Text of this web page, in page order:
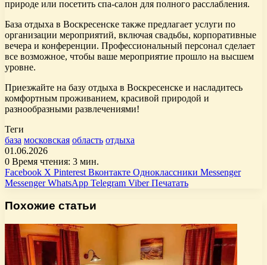
природе или посетить спа-салон для полного расслабления.
База отдыха в Воскресенске также предлагает услуги по
организации мероприятий, включая свадьбы, корпоративные
вечера и конференции. Профессиональный персонал сделает
все возможное, чтобы ваше мероприятие прошло на высшем
уровне.
Приезжайте на базу отдыха в Воскресенске и насладитесь
комфортным проживанием, красивой природой и
разнообразными развлечениями!
Теги
база московская область отдыха
01.06.2026
0 Время чтения: 3 мин.
Facebook X Pinterest Вконтакте Одноклассники Messenger
Messenger WhatsApp Telegram Viber Печатать
Похожие статьи